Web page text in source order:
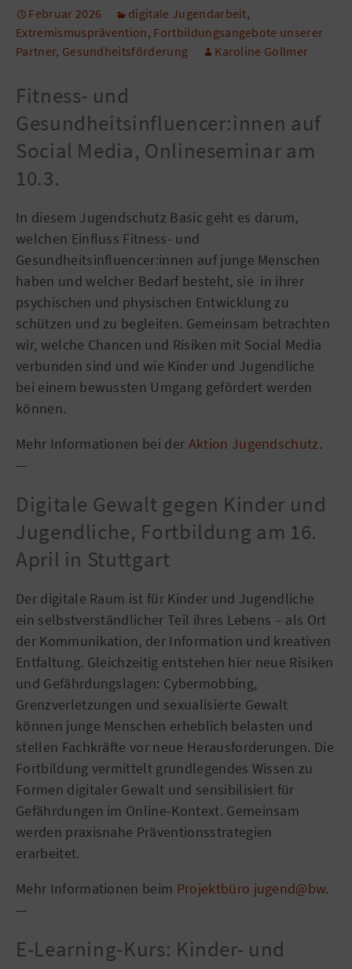
Februar 2026 digitale Jugendarbeit,
Extremismusprävention, Fortbildungsangebote unserer
Partner, Gesundheitsförderung Karoline Gollmer
Fitness- und
Gesundheitsinfluencer:innen auf
Social Media, Onlineseminar am
10.3.
In diesem Jugendschutz Basic geht es darum,
welchen Einfluss Fitness- und
Gesundheitsinfluencer:innen auf junge Menschen
haben und welcher Bedarf besteht, sie in ihrer
psychischen und physischen Entwicklung zu
schützen und zu begleiten. Gemeinsam betrachten
wir, welche Chancen und Risiken mit Social Media
verbunden sind und wie Kinder und Jugendliche
bei einem bewussten Umgang gefördert werden
können.
Mehr Informationen bei der Aktion Jugendschutz.
—
Digitale Gewalt gegen Kinder und
Jugendliche, Fortbildung am 16.
April in Stuttgart
Der digitale Raum ist für Kinder und Jugendliche
ein selbstverständlicher Teil ihres Lebens – als Ort
der Kommunikation, der Information und kreativen
Entfaltung. Gleichzeitig entstehen hier neue Risiken
und Gefährdungslagen: Cybermobbing,
Grenzverletzungen und sexualisierte Gewalt
können junge Menschen erheblich belasten und
stellen Fachkräfte vor neue Herausforderungen. Die
Fortbildung vermittelt grundlegendes Wissen zu
Formen digitaler Gewalt und sensibilisiert für
Gefährdungen im Online-Kontext. Gemeinsam
werden praxisnahe Präventionsstrategien
erarbeitet.
Mehr Informationen beim Projektbüro jugend@bw.
—
E-Learning-Kurs: Kinder- und